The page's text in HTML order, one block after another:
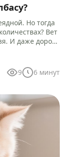
Но тогда
Вет
И даже дороги
9 6 минут